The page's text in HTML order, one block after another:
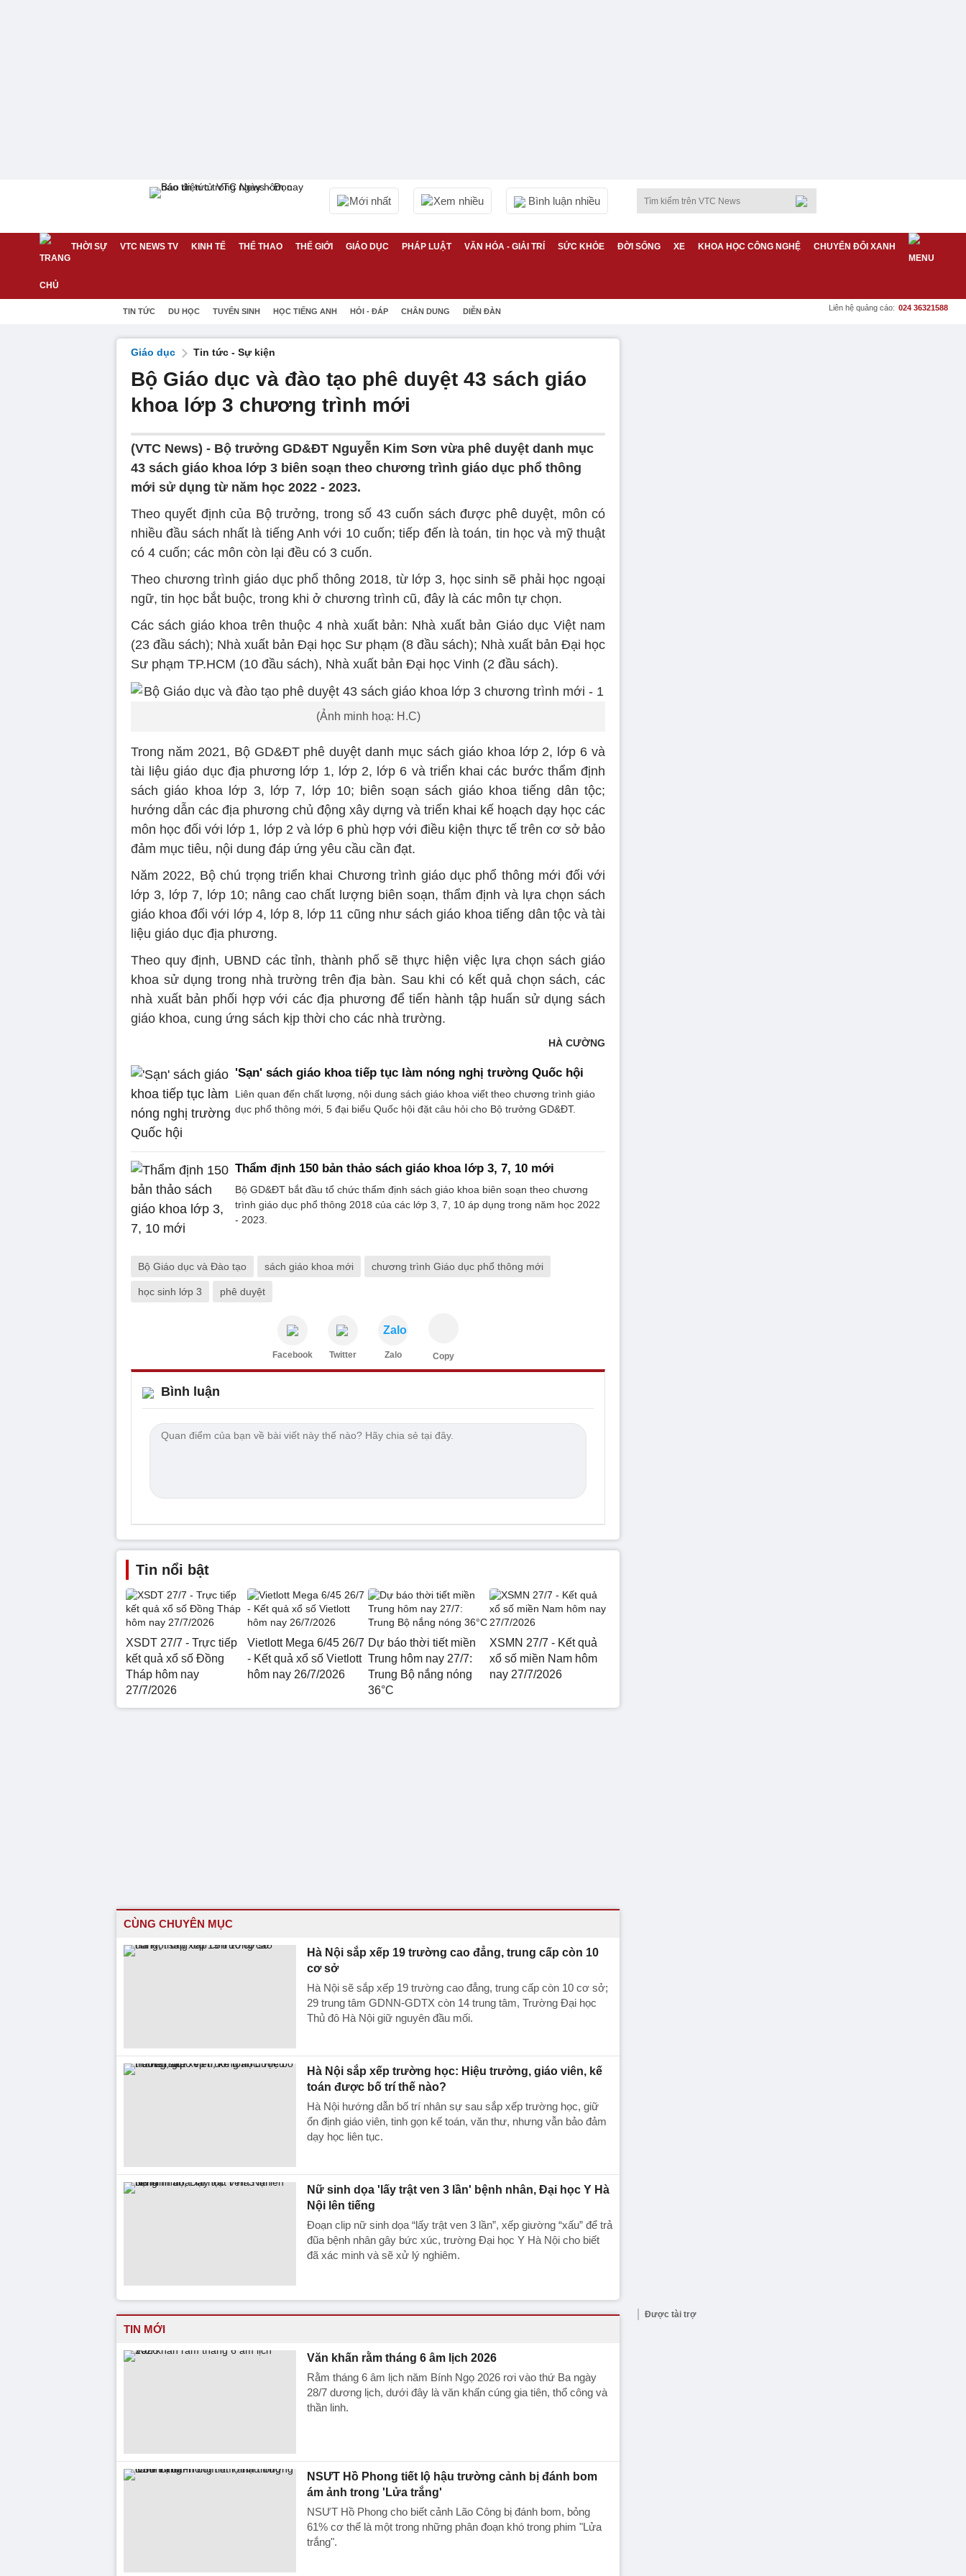
Mới nhất Xem nhiều Bình luận nhiều
THỜI SỰ VTC NEWS TV KINH TẾ THỂ THAO THẾ GIỚI GIÁO DỤC PHÁP LUẬT VĂN HÓA - GIẢI TRÍ SỨC KHỎE ĐỜI SỐNG XE KHOA HỌC CÔNG NGHỆ CHUYỂN ĐỔI XANH
TIN TỨC DU HỌC TUYỂN SINH HỌC TIẾNG ANH HỎI - ĐÁP CHÂN DUNG DIỄN ĐÀN Liên hệ quảng cáo: 024 36321588
Giáo dục Tin tức - Sự kiện
Bộ Giáo dục và đào tạo phê duyệt 43 sách giáo
khoa lớp 3 chương trình mới
(VTC News) - Bộ trưởng GD&ĐT Nguyễn Kim Sơn vừa phê duyệt danh mục
43 sách giáo khoa lớp 3 biên soạn theo chương trình giáo dục phổ thông
mới sử dụng từ năm học 2022 - 2023.
Theo quyết định của Bộ trưởng, trong số 43 cuốn sách được phê duyệt, môn có
nhiều đầu sách nhất là tiếng Anh với 10 cuốn; tiếp đến là toán, tin học và mỹ thuật
có 4 cuốn; các môn còn lại đều có 3 cuốn.
Theo chương trình giáo dục phổ thông 2018, từ lớp 3, học sinh sẽ phải học ngoại
ngữ, tin học bắt buộc, trong khi ở chương trình cũ, đây là các môn tự chọn.
Các sách giáo khoa trên thuộc 4 nhà xuất bản: Nhà xuất bản Giáo dục Việt nam
(23 đầu sách); Nhà xuất bản Đại học Sư phạm (8 đầu sách); Nhà xuất bản Đại học
Sư phạm TP.HCM (10 đầu sách), Nhà xuất bản Đại học Vinh (2 đầu sách).
(Ảnh minh hoạ: H.C)
Trong năm 2021, Bộ GD&ĐT phê duyệt danh mục sách giáo khoa lớp 2, lớp 6 và
tài liệu giáo dục địa phương lớp 1, lớp 2, lớp 6 và triển khai các bước thẩm định
sách giáo khoa lớp 3, lớp 7, lớp 10; biên soạn sách giáo khoa tiếng dân tộc;
hướng dẫn các địa phương chủ động xây dựng và triển khai kế hoạch dạy học các
môn học đối với lớp 1, lớp 2 và lớp 6 phù hợp với điều kiện thực tế trên cơ sở bảo
đảm mục tiêu, nội dung đáp ứng yêu cầu cần đạt.
Năm 2022, Bộ chú trọng triển khai Chương trình giáo dục phổ thông mới đối với
lớp 3, lớp 7, lớp 10; nâng cao chất lượng biên soạn, thẩm định và lựa chọn sách
giáo khoa đối với lớp 4, lớp 8, lớp 11 cũng như sách giáo khoa tiếng dân tộc và tài
liệu giáo dục địa phương.
Theo quy định, UBND các tỉnh, thành phố sẽ thực hiện việc lựa chọn sách giáo
khoa sử dụng trong nhà trường trên địa bàn. Sau khi có kết quả chọn sách, các
nhà xuất bản phối hợp với các địa phương để tiến hành tập huấn sử dụng sách
giáo khoa, cung ứng sách kịp thời cho các nhà trường.
HÀ CƯỜNG
'Sạn' sách giáo khoa tiếp tục làm nóng nghị trường Quốc hội
Liên quan đến chất lượng, nội dung sách giáo khoa viết theo chương trình giáo
dục phổ thông mới, 5 đại biểu Quốc hội đặt câu hỏi cho Bộ trưởng GD&ĐT.
Thẩm định 150 bản thảo sách giáo khoa lớp 3, 7, 10 mới
Bộ GD&ĐT bắt đầu tổ chức thẩm định sách giáo khoa biên soạn theo chương
trình giáo dục phổ thông 2018 của các lớp 3, 7, 10 áp dụng trong năm học 2022
- 2023.
Bộ Giáo dục và Đào tạo sách giáo khoa mới chương trình Giáo dục phổ thông mới
học sinh lớp 3 phê duyệt
Facebook Twitter
Zalo
Zalo Copy
Bình luận
Tin nổi bật
XSDT 27/7 - Trực tiếp
kết quả xổ số Đồng
Tháp hôm nay
27/7/2026
Vietlott Mega 6/45 26/7
- Kết quả xổ số Vietlott
hôm nay 26/7/2026
Dự báo thời tiết miền
Trung hôm nay 27/7:
Trung Bộ nắng nóng
36°C
XSMN 27/7 - Kết quả
xổ số miền Nam hôm
nay 27/7/2026
CÙNG CHUYÊN MỤC
Hà Nội sắp xếp 19 trường cao đẳng, trung cấp còn 10
cơ sở
Hà Nội sẽ sắp xếp 19 trường cao đẳng, trung cấp còn 10 cơ sở;
29 trung tâm GDNN-GDTX còn 14 trung tâm, Trường Đại học
Thủ đô Hà Nội giữ nguyên đầu mối.
Hà Nội sắp xếp trường học: Hiệu trưởng, giáo viên, kế
toán được bố trí thế nào?
Hà Nội hướng dẫn bố trí nhân sự sau sắp xếp trường học, giữ
ổn định giáo viên, tinh gọn kế toán, văn thư, nhưng vẫn bảo đảm
dạy học liên tục.
Nữ sinh dọa 'lấy trật ven 3 lần' bệnh nhân, Đại học Y Hà
Nội lên tiếng
Đoạn clip nữ sinh dọa “lấy trật ven 3 lần”, xếp giường “xấu” để trả
đũa bệnh nhân gây bức xúc, trường Đại học Y Hà Nội cho biết
đã xác minh và sẽ xử lý nghiêm.
TIN MỚI
Văn khấn rằm tháng 6 âm lịch 2026
Rằm tháng 6 âm lịch năm Bính Ngọ 2026 rơi vào thứ Ba ngày
28/7 dương lịch, dưới đây là văn khấn cúng gia tiên, thổ công và
thần linh.
NSƯT Hồ Phong tiết lộ hậu trường cảnh bị đánh bom
ám ảnh trong 'Lửa trắng'
NSƯT Hồ Phong cho biết cảnh Lão Công bị đánh bom, bỏng
61% cơ thể là một trong những phân đoạn khó trong phim "Lửa
trắng".
Được tài trợ